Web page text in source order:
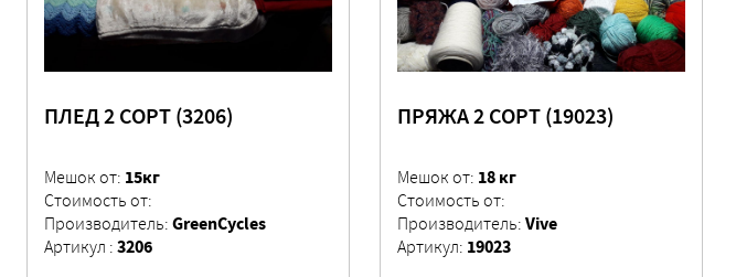
ПЛЕД 2 СОРТ (3206)
Мешок от: 15кг
Стоимость от:
Производитель: GreenCycles
Артикул : 3206
ПРЯЖА 2 СОРТ (19023)
Мешок от: 18 кг
Стоимость от:
Производитель: Vive
Артикул: 19023